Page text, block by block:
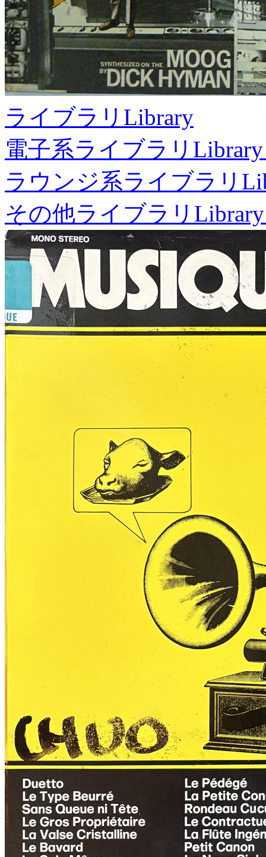
ライブラリ Library
電子系ライブラリ
ラウンジ系ライブラリ
その他ライブラリ